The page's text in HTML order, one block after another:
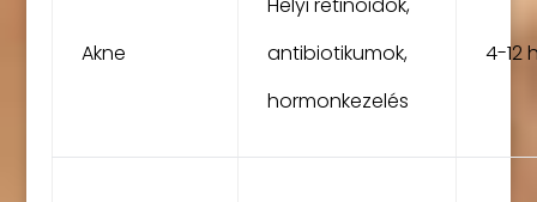
Akne
antibiotikumok,
hormonkezelés
4-12